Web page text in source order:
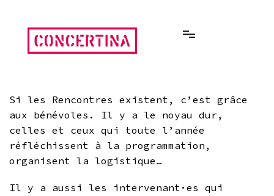
contenu
Si les Rencontres existent, c’est grâce
aux bénévoles. Il y a le noyau dur,
celles et ceux qui toute l’année
réfléchissent à la programmation,
organisent la logistique…
Il y a aussi les intervenant·es qui